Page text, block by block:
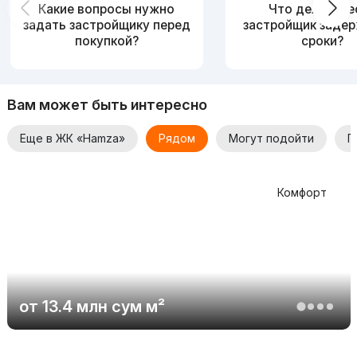
Какие вопросы нужно
задать застройщику перед
покупкой?
Что делать,
застройщик
сроки?
Вам может быть интересно
Еще в ЖК «Hamza» Рядом Могут подойти
Комфорт
от13.4 млн сумм²